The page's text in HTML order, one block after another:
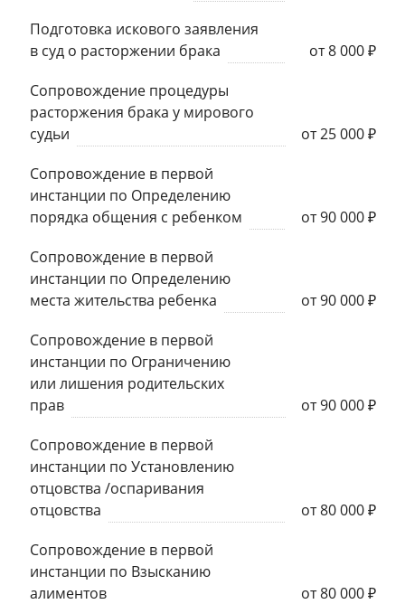
Подготовка искового заявления
в суд о расторжении брака
от 8 000 ₽
Сопровождение процедуры
расторжения брака у мирового
судьи
от 25 000 ₽
Сопровождение в первой
инстанции по Определению
порядка общения с ребенком
от 90 000 ₽
Сопровождение в первой
инстанции по Определению
места жительства ребенка
от 90 000 ₽
Сопровождение в первой
инстанции по Ограничению
или лишения родительских
прав
от 90 000 ₽
Сопровождение в первой
инстанции по Установлению
отцовства /оспаривания
отцовства
от 80 000 ₽
Сопровождение в первой
инстанции по Взысканию
алиментов
от 80 000 ₽